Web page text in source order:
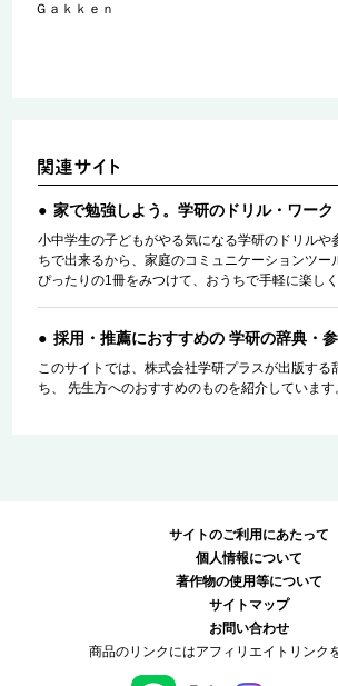
Ｇａｋｋｅｎ
家で勉強しよう。学研のドリル・ワー
小中学生の子どもがやる気になる学研のドリルや
ちで出来るから、家庭のコミュニケーションツー
ぴったりの1冊をみつけて、おうちで手軽に楽し
採用・推薦におすすめの 学研の辞典・
このサイトでは、株式会社学研プラスが出版する
ち、 先生方へのおすすめのものを紹介しています
サイトのご利用にあたって
個人情報について
著作物の使用等について
サイトマップ
お問い合わせ
商品のリンクにはアフィリエイトリンク